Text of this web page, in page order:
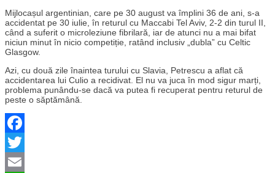
Mijlocașul argentinian, care pe 30 august va împlini 36 de ani, s-a
accidentat pe 30 iulie, în returul cu Maccabi Tel Aviv, 2-2 din turul II,
când a suferit o microleziune fibrilară, iar de atunci nu a mai bifat
niciun minut în nicio competiție, ratând inclusiv „dubla” cu Celtic
Glasgow.
Azi, cu două zile înaintea turului cu Slavia, Petrescu a aflat că
accidentarea lui Culio a recidivat. El nu va juca în mod sigur marți,
problema punându-se dacă va putea fi recuperat pentru returul de
peste o săptămână.
Facebook
Twitter